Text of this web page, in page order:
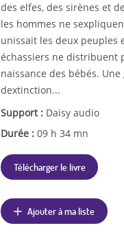
des elfes, des sirènes et
les hommes ne
unissait les deux peuples
échassiers ne distribuent
naissance des bébés.
dextinction...
Support : Daisy audio
Durée : 09 h 34 mn
Télécharger le livre
Ajouter à ma liste